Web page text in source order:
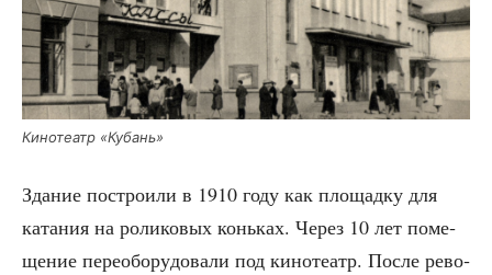
Кино­те­атр «Кубань»
Зда­ние постро­и­ли в 1910 году как пло­щад­ку для
ката­ния на роли­ко­вых конь­ках. Через 10 лет поме­
ще­ние пере­обо­ру­до­ва­ли под кино­те­атр. После рево­